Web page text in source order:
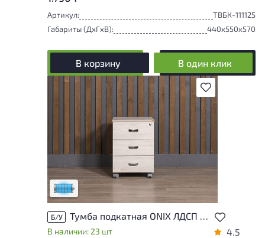
Артикул:
ТВБК-111125
Габариты (ДxГxВ):
440x550x570
В корзину В один клик
В избранное
Состояние товара приближено к новому,
могут присутствовать незначительные
следы эксплуатации
Низкая степень износа
Б/У
В наличии: 23 шт 4.5